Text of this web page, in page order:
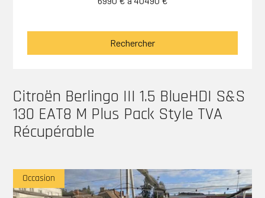
Citroën Berlingo III 1.5 BlueHDI S&S
130 EAT8 M Plus Pack Style TVA
Récupérable
Occasion